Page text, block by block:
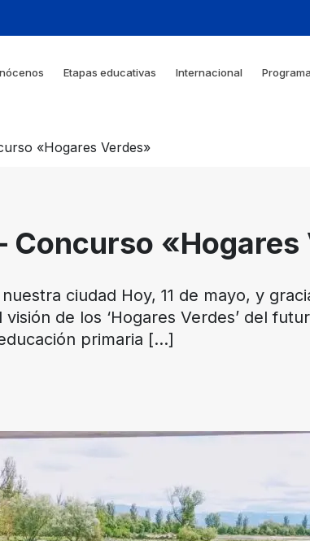
Etapas educativas Internacional
«Hogares Verdes»
Concurso «Hogares
ciudad Hoy, 11 de mayo, y
de los ‘Hogares Verdes’ del
primaria […]